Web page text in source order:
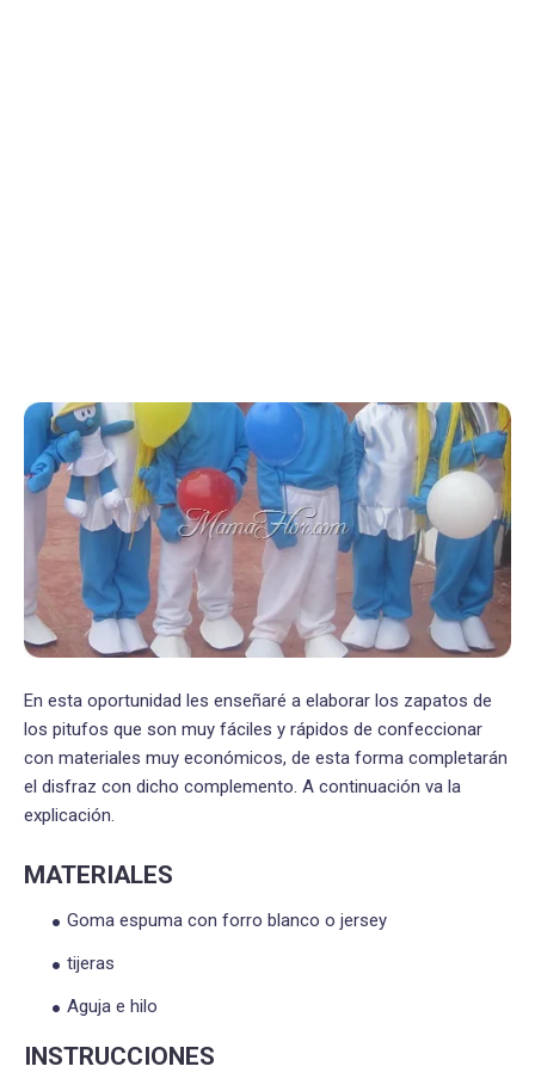
En esta oportunidad les enseñaré a elaborar los zapatos de
los pitufos que son muy fáciles y rápidos de confeccionar
con materiales muy económicos, de esta forma completarán
el disfraz con dicho complemento. A continuación va la
explicación.
MATERIALES
Goma espuma con forro blanco o jersey
tijeras
Aguja e hilo
INSTRUCCIONES